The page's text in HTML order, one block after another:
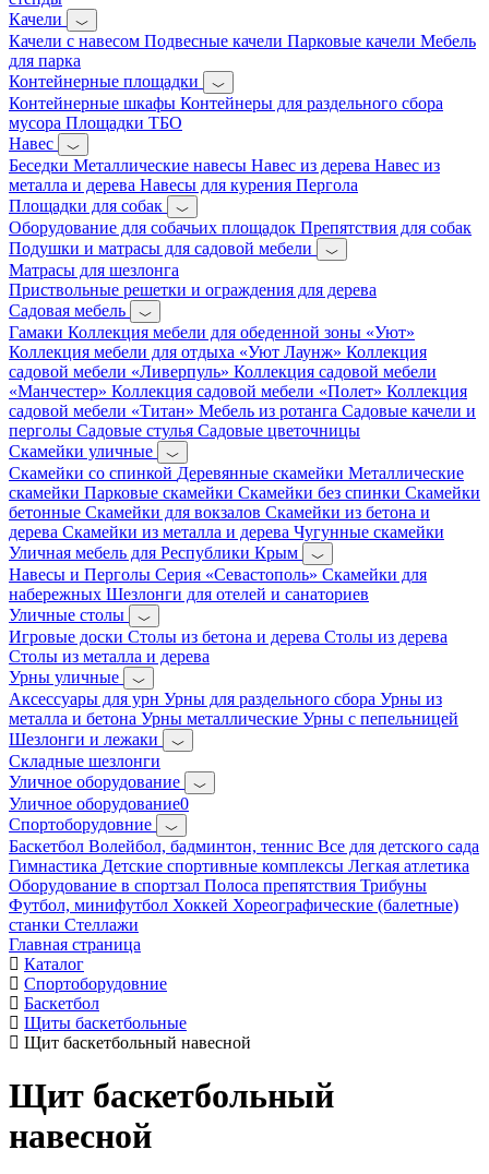
Качели
Качели с навесом Подвесные качели Парковые качели Мебель
для парка
Контейнерные площадки
Контейнерные шкафы Контейнеры для раздельного сбора
мусора Площадки ТБО
Навес
Беседки Металлические навесы Навес из дерева Навес из
металла и дерева Навесы для курения Пергола
Площадки для собак
Оборудование для собачьих площадок Препятствия для собак
Подушки и матрасы для садовой мебели
Матрасы для шезлонга
Приствольные решетки и ограждения для дерева
Садовая мебель
Гамаки Коллекция мебели для обеденной зоны «Уют»
Коллекция мебели для отдыха «Уют Лаунж» Коллекция
садовой мебели «Ливерпуль» Коллекция садовой мебели
«Манчестер» Коллекция садовой мебели «Полет» Коллекция
садовой мебели «Титан» Мебель из ротанга Садовые качели и
перголы Садовые стулья Садовые цветочницы
Скамейки уличные
Скамейки со спинкой Деревянные скамейки Металлические
скамейки Парковые скамейки Скамейки без спинки Скамейки
бетонные Скамейки для вокзалов Скамейки из бетона и
дерева Скамейки из металла и дерева Чугунные скамейки
Уличная мебель для Республики Крым
Навесы и Перголы Серия «Севастополь» Скамейки для
набережных Шезлонги для отелей и санаториев
Уличные столы
Игровые доски Столы из бетона и дерева Столы из дерева
Столы из металла и дерева
Урны уличные
Аксессуары для урн Урны для раздельного сбора Урны из
металла и бетона Урны металлические Урны с пепельницей
Шезлонги и лежаки
Складные шезлонги
Уличное оборудование
Уличное оборудование0
Спортоборудовние
Баскетбол Волейбол, бадминтон, теннис Все для детского сада
Гимнастика Детские спортивные комплексы Легкая атлетика
Оборудование в спортзал Полоса препятствия Трибуны
Футбол, минифутбол Хоккей Хореографические (балетные)
станки Стеллажи
Главная страница
Каталог
Спортоборудовние
Баскетбол
Щиты баскетбольные
Щит баскетбольный навесной
Щит баскетбольный
навесной